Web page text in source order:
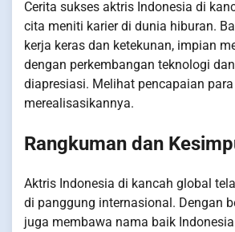
Cerita sukses aktris Indonesia di
cita meniti karier di dunia hiburan.
kerja keras dan ketekunan, impian
dengan perkembangan teknologi
diapresiasi. Melihat pencapaian
merealisasikannya.
Rangkuman dan
Aktris Indonesia di kancah global
di panggung internasional. Dengan
juga membawa nama baik